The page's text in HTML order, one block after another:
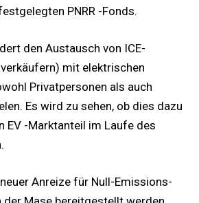
PNRR -Fonds.
den Austausch von ICE-
mit elektrischen
Privatpersonen als auch
Es wird zu sehen, ob dies dazu
EV -Marktanteil im Laufe des
Anreize für Null-Emissions-